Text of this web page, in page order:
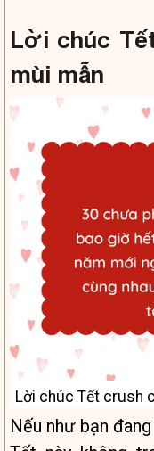
Lời chúc
mùi mẫn
Lời chúc Tết crush
Nếu như bạn